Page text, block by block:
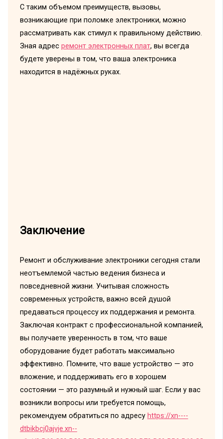
С таким объемом преимуществ, вызовы,
возникающие при поломке электроники, можно
рассматривать как стимул к правильному действию.
Зная адрес ремонт электронных плат, вы всегда
будете уверены в том, что ваша электроника
находится в надёжных руках.
Заключение
Ремонт и обслуживание электроники сегодня стали
неотъемлемой частью ведения бизнеса и
повседневной жизни. Учитывая сложность
современных устройств, важно всей душой
предаваться процессу их поддержания и ремонта.
Заключая контракт с профессиональной компанией,
вы получаете уверенность в том, что ваше
оборудование будет работать максимально
эффективно. Помните, что ваше устройство — это
вложение, и поддерживать его в хорошем
состоянии — это разумный и нужный шаг. Если у вас
возникли вопросы или требуется помощь,
рекомендуем обратиться по адресу https://xn----
dtbikbcj0ajvje.xn--